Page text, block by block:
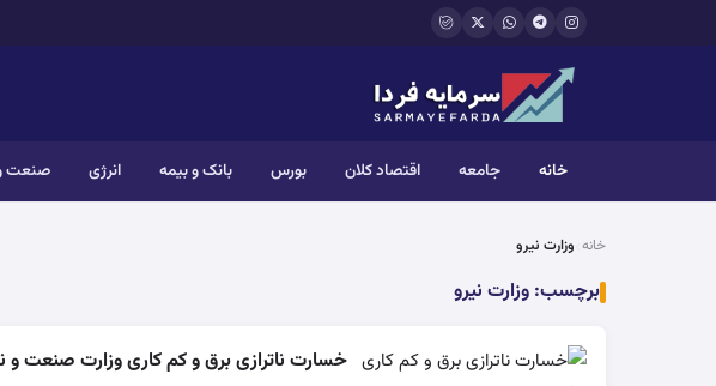
رفتن به محتوای اصلی
خانه جامعه اقتصاد کلان بورس بانک و بیمه انرژی صنعت
خانه وزارت نیرو
برچسب: وزارت نیرو
خسارت ناترازی برق و کم کاری وزارت صنعت و